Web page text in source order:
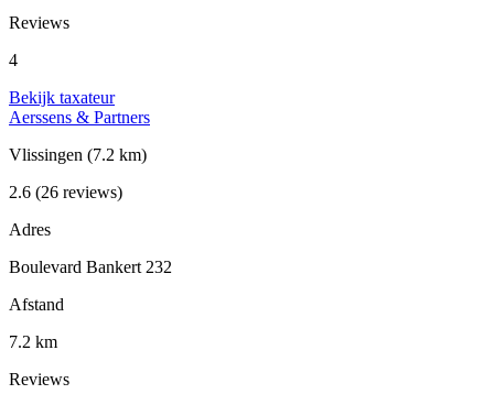
Reviews
4
Bekijk taxateur
Aerssens & Partners
Vlissingen (7.2 km)
2.6 (26 reviews)
Adres
Boulevard Bankert 232
Afstand
7.2 km
Reviews